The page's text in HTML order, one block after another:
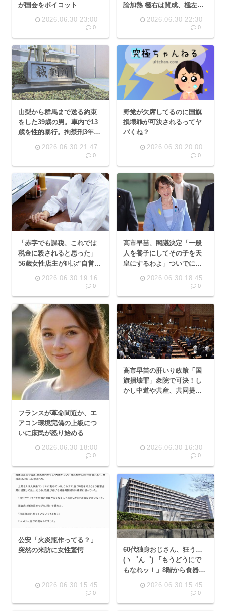
が国会をボイコット
2026.06.30 23:00
0
論加熱 極右は賛成、極左は
2026.06.30 22:30
0
山梨から群馬まで送る約束
をした39歳の男。車内で13
歳を性的暴行。拘禁刑3年、
2026.06.30 21:47
0
野党が欠席してるのに国旗
損壊罪が可決されるってヤ
バくね？
2026.06.30 20:00
0
「赤字でも課税、これでは
税金に殺されると思った」
56歳女性店主が叫ぶ”自営業
2026.06.30 19:16
0
高市早苗、閣議決定「一般
人を養子にしてその子を天
皇にするわよ」ついでに女
2026.06.30 18:45
0
フランスが革命間近か、エ
アコン環境完備の上級につ
いに庶民が怒り始める
2026.06.30 18:00
0
高市早苗の肝いり政策「国
旗損壊罪」衆院で可決！し
かし中道や共産、共同提出
2026.06.30 16:30
0
公安「火炎瓶作ってる？」
突然の来訪に女性驚愕
2026.06.30 15:45
0
60代独身おじさん、狂う…
(ヽ゜ん゜) 「もうどうにで
もなれッ！」8階から食器や
下の車を破壊
2026.06.30 15:45
0